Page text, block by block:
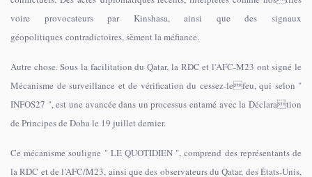
voire provocateurs par Kinshasa, ainsi que des signaux
géopolitiques contradictoires, sèment la méfiance.
Autre chose. Sous la facilitation du Qatar, la RDC et l'AFC-M23 ont signé le
Mécanisme de surveillance et de vérification du cessez-lefeu, qui selon "
INFOS27 ", est une avancée dans un processus entamé avec la Déclaration
de Principes de Doha le 19 juillet dernier.
Ce mécanisme souligne " LE QUOTIDIEN ", comprend des représentants de
la RDC et de l’AFC/M23, ainsi que des observateurs du Qatar, des États-Unis,